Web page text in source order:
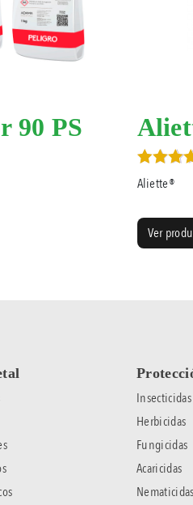
90 PS
5.00
Aliette®
Ver
Insecticidas
Herbicidas
Fungicidas
Acaricidas
Nematicidas